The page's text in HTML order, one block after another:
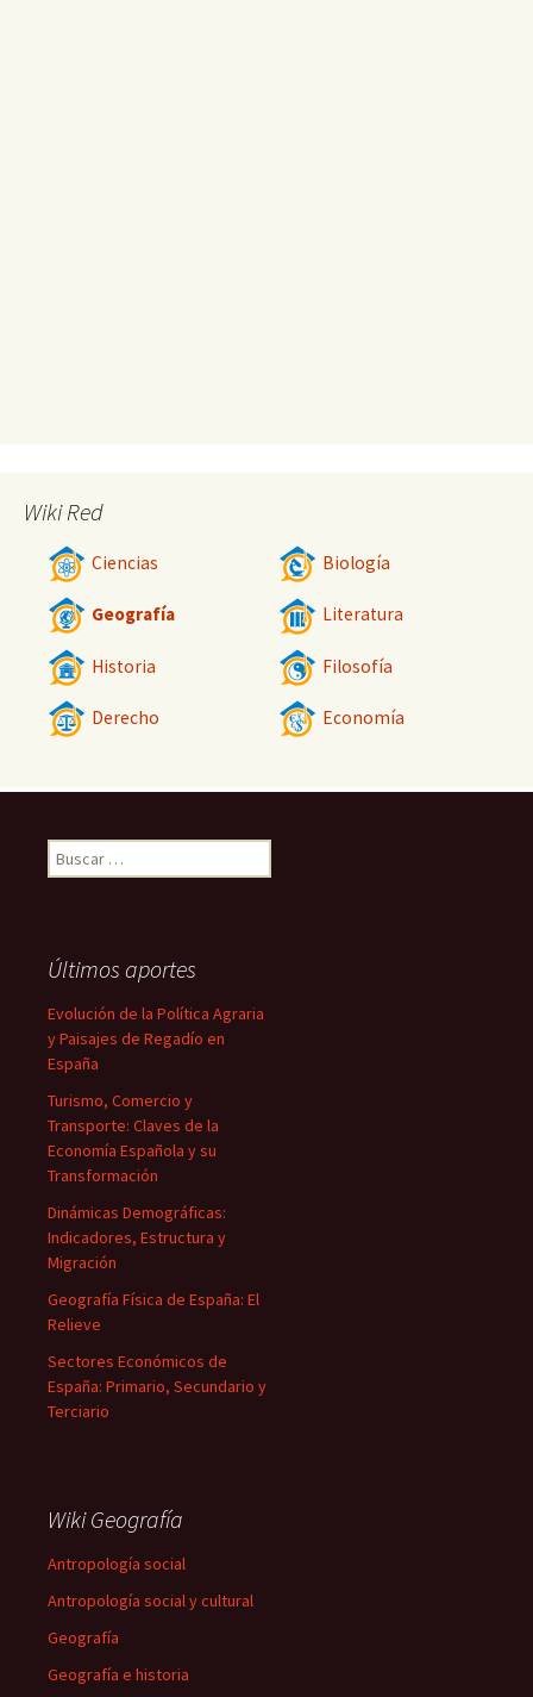
Wiki Red
Ciencias Biología
Geografía Literatura
Historia Filosofía
Derecho Economía
Buscar:
Últimos aportes
Evolución de la Política Agraria
y Paisajes de Regadío en
España
Turismo, Comercio y
Transporte: Claves de la
Economía Española y su
Transformación
Dinámicas Demográficas:
Indicadores, Estructura y
Migración
Geografía Física de España: El
Relieve
Sectores Económicos de
España: Primario, Secundario y
Terciario
Wiki Geografía
Antropología social
Antropología social y cultural
Geografía
Geografía e historia